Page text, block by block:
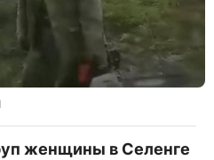
женщины в Селенге